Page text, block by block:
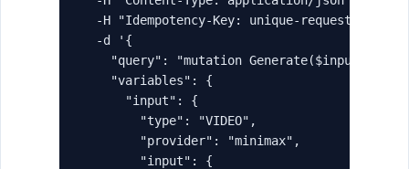
-H "Idempotency-Key: unique-request-id-
  -d '{
"query": "mutation Generate($input:
    "variables": {
      "input": {
        "type": "VIDEO",
        "provider": "minimax",
        "input": {